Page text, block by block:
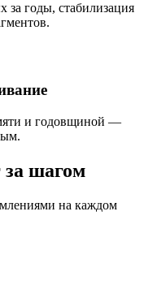
за годы, стабилизация
и годовщиной —
шагом
на каждом